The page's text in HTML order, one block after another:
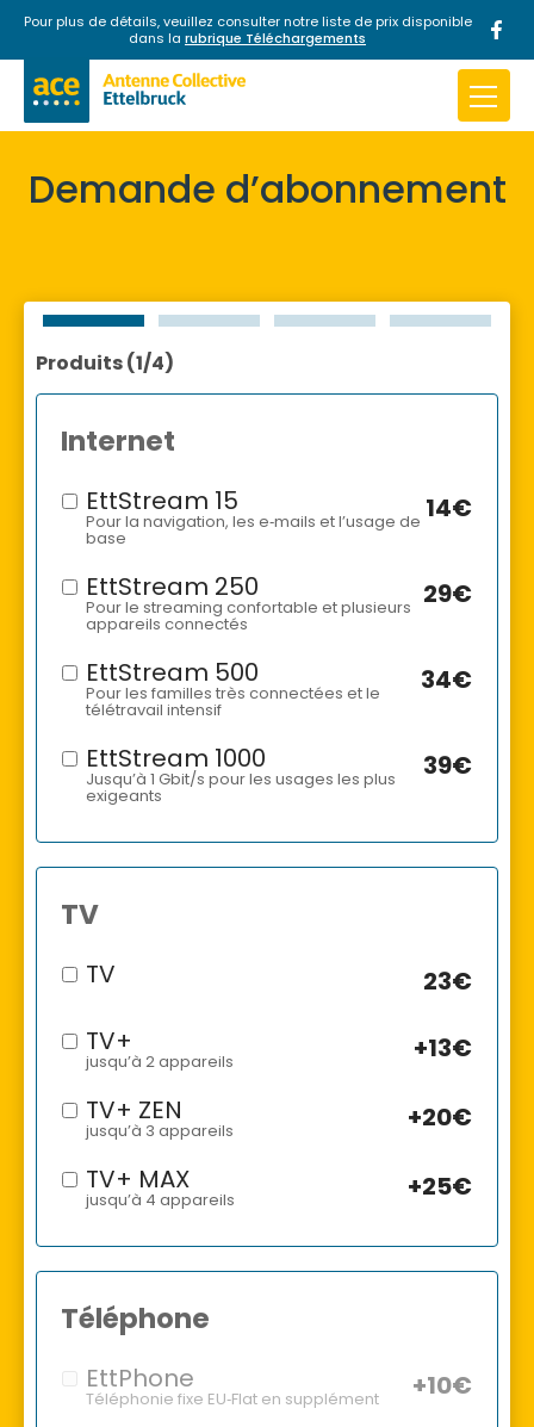
Pour plus de détails, veuillez consulter notre liste de prix disponible
dans la rubrique Téléchargements
Passer au contenu
A propos
Téléchargements
Demande d’abonnement
Produits (1/4)
Internet
EttStream 15
Pour la navigation, les e‑mails et l’usage de
base
14€
EttStream 250
Pour le streaming confortable et plusieurs
appareils connectés
29€
EttStream 500
Pour les familles très connectées et le
télétravail intensif
34€
EttStream 1000
Jusqu’à 1 Gbit/s pour les usages les plus
exigeants
39€
TV
TV
23€
TV+
jusqu’à 2 appareils
+13€
TV+ ZEN
jusqu’à 3 appareils
+20€
TV+ MAX
jusqu’à 4 appareils +25€
Téléphone
EttPhone
Téléphonie fixe EU‑Flat en supplément +10€